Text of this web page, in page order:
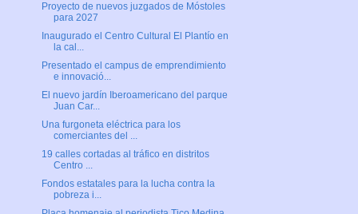
Proyecto de nuevos juzgados de Móstoles
para 2027
Inaugurado el Centro Cultural El Plantío en
la cal...
Presentado el campus de emprendimiento
e innovació...
El nuevo jardín Iberoamericano del parque
Juan Car...
Una furgoneta eléctrica para los
comerciantes del ...
19 calles cortadas al tráfico en distritos
Centro ...
Fondos estatales para la lucha contra la
pobreza i...